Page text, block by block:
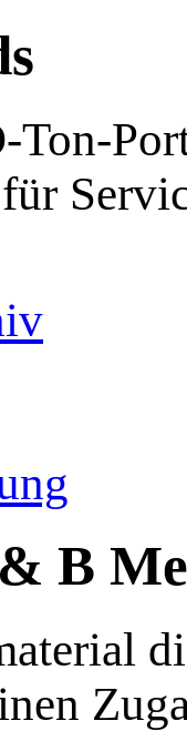
Ton-
B